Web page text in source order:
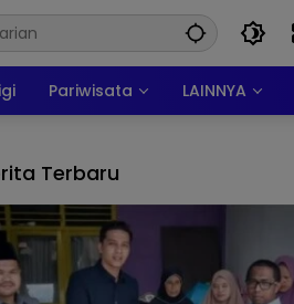
Pariwisata LAINNYA
Terbaru